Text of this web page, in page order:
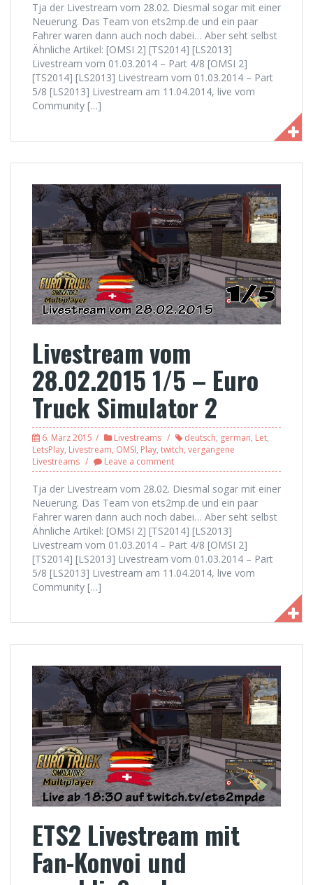
Tja der Livestream vom 28.02. Diesmal sogar mit einer
Neuerung. Das Team von ets2mp.de und ein paar
Fahrer waren dann auch noch dabei… Aber seht selbst
Ähnliche Artikel: [OMSI 2] [TS2014] [LS2013]
Livestream vom 01.03.2014 – Part 4/8 [OMSI 2]
[TS2014] [LS2013] Livestream vom 01.03.2014 – Part
5/8 [LS2013] Livestream am 11.04.2014, live vom
Community […]
Livestream vom
28.02.2015 1/5 – Euro
Truck Simulator 2
6. März 2015 Livestreams deutsch, german, Let,
LetsPlay, Livestream, OMSI, Play, twitch, vergangene
Livestreams
Leave a comment
Tja der Livestream vom 28.02. Diesmal sogar mit einer
Neuerung. Das Team von ets2mp.de und ein paar
Fahrer waren dann auch noch dabei… Aber seht selbst
Ähnliche Artikel: [OMSI 2] [TS2014] [LS2013]
Livestream vom 01.03.2014 – Part 4/8 [OMSI 2]
[TS2014] [LS2013] Livestream vom 01.03.2014 – Part
5/8 [LS2013] Livestream am 11.04.2014, live vom
Community […]
ETS2 Livestream mit
Fan-Konvoi und